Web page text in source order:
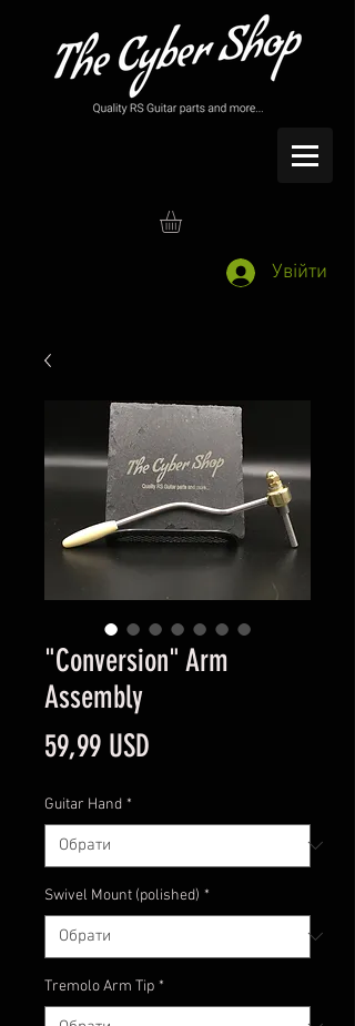
Увійти
"Conversion" Arm
Assembly
59,99 USD
Guitar Hand *
Swivel Mount (polished) *
Tremolo Arm Tip *